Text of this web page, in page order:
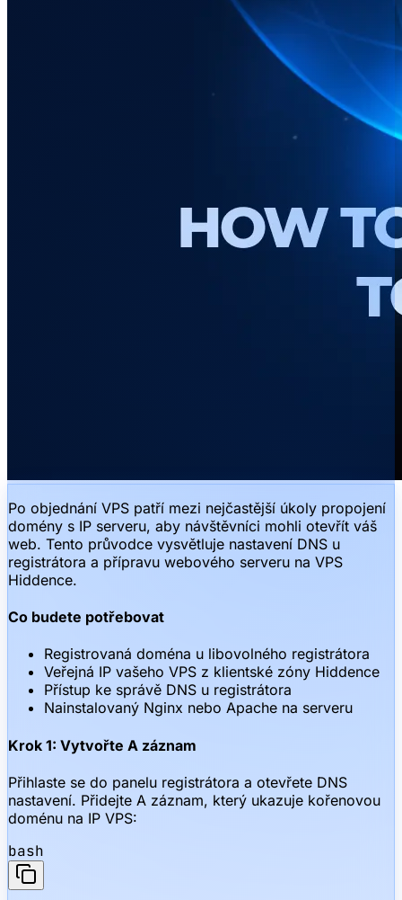
Po objednání VPS patří mezi nejčastější úkoly propojení
domény s IP serveru, aby návštěvníci mohli otevřít váš
web. Tento průvodce vysvětluje nastavení DNS u
registrátora a přípravu webového serveru na VPS
Hiddence.
Co budete potřebovat
Registrovaná doména u libovolného registrátora
Veřejná IP vašeho VPS z klientské zóny Hiddence
Přístup ke správě DNS u registrátora
Nainstalovaný Nginx nebo Apache na serveru
Krok 1: Vytvořte A záznam
Přihlaste se do panelu registrátora a otevřete DNS
nastavení. Přidejte A záznam, který ukazuje kořenovou
doménu na IP VPS:
bash